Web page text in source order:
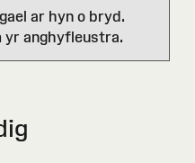
ar hyn o bryd.
yr anghyfleustra.